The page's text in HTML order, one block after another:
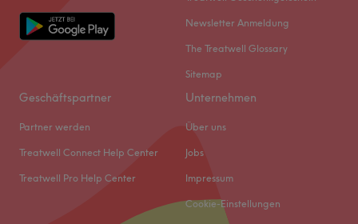
Newsletter Anmeldung
The Treatwell Glossary
Sitemap
Geschäftspartner
Partner werden
Treatwell Connect Help Center
Treatwell Pro Help Center
Unternehmen
Über uns
Jobs
Impressum
Cookie-Einstellungen